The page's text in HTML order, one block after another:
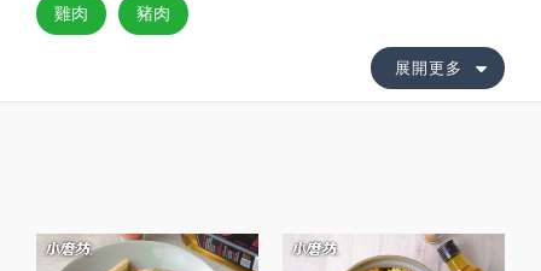
雞肉 豬肉
展開更多